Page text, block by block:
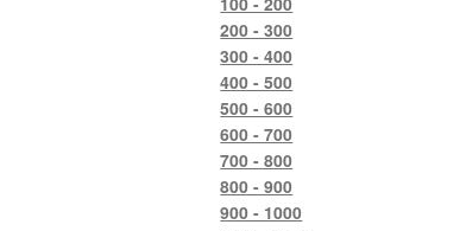
200 - 300
300 - 400
400 - 500
500 - 600
600 - 700
700 - 800
800 - 900
900 - 1000